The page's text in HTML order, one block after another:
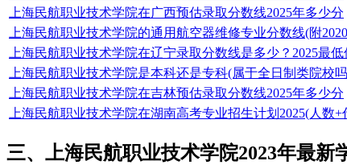
上海民航职业技术学院在广西预估录取分数线2025年多少分
上海民航职业技术学院的通用航空器维修专业分数线(附
上海民航职业技术学院在辽宁录取分数线是多少？2025最低
上海民航职业技术学院是本科还是专科(属于全日制类院校
上海民航职业技术学院在吉林预估录取分数线2025年多少分
上海民航职业技术学院在湖南高考专业招生计划2025(人数+
三、上海民航职业技术学院2023年最新